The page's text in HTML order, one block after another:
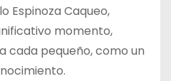
Espinoza Caqueo,
momento,
cada pequeño, como un